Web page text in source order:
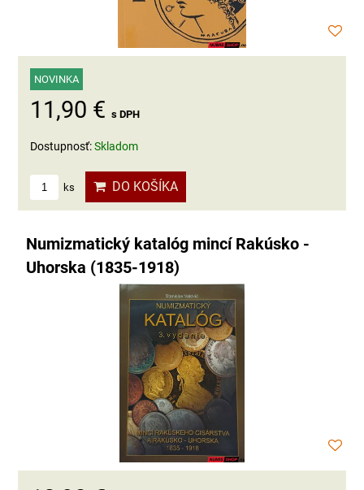
NOVINKA
11,90 € s DPH
Dostupnosť:Skladom
ks DO KOŠÍKA
Numizmatický katalóg mincí Rakúsko -
Uhorska (1835-1918)